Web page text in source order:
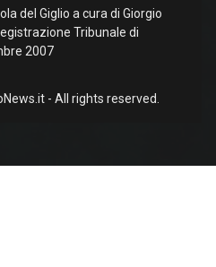
del Giglio a cura di Giorgio
Tribunale di
2007
- All rights reserved.